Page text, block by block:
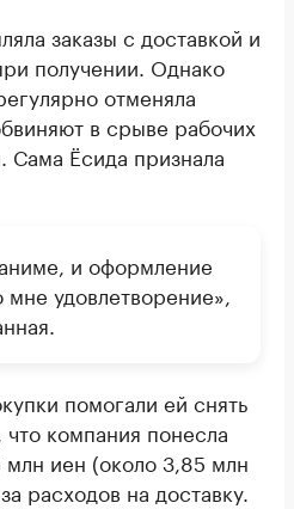
заказы с доставкой и
получении. Однако
отменяла
в срыве рабочих
Сама Ёсида признала
и оформление
мне удовлетворение»,
помогали ей снять
компания понесла
иен (около 3,85 млн
расходов на доставку.